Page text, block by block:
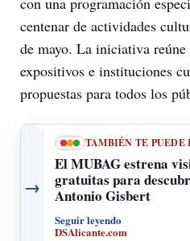
centenar de actividades
de mayo. La iniciativa reúne
expositivos e instituciones
propuestas para todos los
→
TAMBIÉN TE PUEDE
El MUBAG estrena
gratuitas para
Antonio Gisbert
Seguir leyendo
DSAlicante.com